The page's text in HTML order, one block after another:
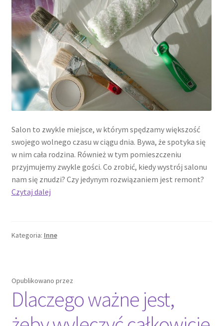
Salon to zwykle miejsce, w którym spędzamy większość
swojego wolnego czasu w ciągu dnia. Bywa, że spotyka się
w nim cała rodzina. Również w tym pomieszczeniu
przyjmujemy zwykle gości. Co zrobić, kiedy wystrój salonu
nam się znudzi? Czy jedynym rozwiązaniem jest remont?
Czytaj dalejJak
pokój
Kategoria: Inne
Opublikowano przez
Dlaczego ważne jest,